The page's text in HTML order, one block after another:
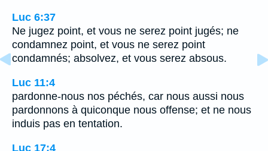
Luc 6:37
Ne jugez point, et vous ne serez point jugés; ne
condamnez point, et vous ne serez point
condamnés; absolvez, et vous serez absous.
Luc 11:4
pardonne-nous nos péchés, car nous aussi nous
pardonnons à quiconque nous offense; et ne nous
induis pas en tentation.
Luc 17:4